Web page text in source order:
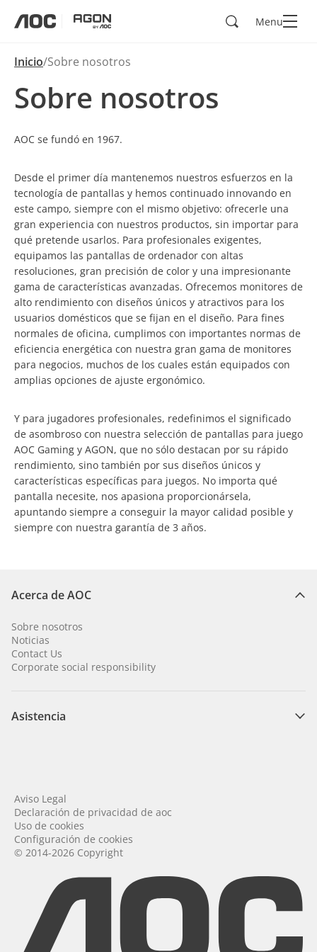
BuscarMenu
Inicio Sobre nosotros
Sobre nosotros
AOC se fundó en 1967.
Desde el primer día mantenemos nuestros esfuerzos en la
tecnología de pantallas y hemos continuado innovando en
este campo, siempre con el mismo objetivo: ofrecerle una
gran experiencia con nuestros productos, sin importar para
qué pretende usarlos. Para profesionales exigentes,
equipamos las pantallas de ordenador con altas
resoluciones, gran precisión de color y una impresionante
gama de características avanzadas. Ofrecemos monitores de
alto rendimiento con diseños únicos y atractivos para los
usuarios domésticos que se fijan en el diseño. Para fines
normales de oficina, cumplimos con importantes normas de
eficiencia energética con nuestra gran gama de monitores
para negocios, muchos de los cuales están equipados con
amplias opciones de ajuste ergonómico.
Y para jugadores profesionales, redefinimos el significado
de asombroso con nuestra selección de pantallas para juego
AOC Gaming y AGON, que no sólo destacan por su rápido
rendimiento, sino también por sus diseños únicos y
características específicas para juegos. No importa qué
pantalla necesite, nos apasiona proporcionársela,
apuntando siempre a conseguir la mayor calidad posible y
siempre con nuestra garantía de 3 años.
Acerca de AOC
Sobre nosotros
Noticias
Contact Us
Corporate social responsibility
Asistencia
© 2014-2026 Copyright
Aviso Legal
Declaración de privacidad de aoc
Uso de cookies
Configuración de cookies